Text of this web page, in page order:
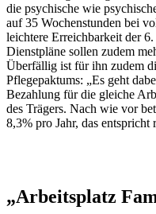
die psychische wie
auf 35 Wochenstunden bei
leichtere Erreichbarkeit der
Dienstpläne sollen zudem
Überfällig ist für ihn zudem
Pflegepaktums: „Es geht
Bezahlung für die gleiche
des Trägers. Nach wie vor
8,3% pro Jahr, das
„Arbeitsplatz